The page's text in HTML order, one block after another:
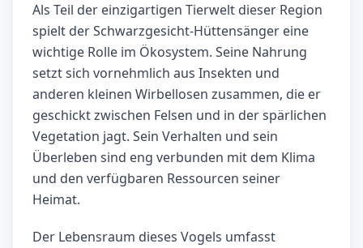
Als Teil der einzigartigen Tierwelt dieser Region
spielt der Schwarzgesicht-Hüttensänger eine
wichtige Rolle im Ökosystem. Seine Nahrung
setzt sich vornehmlich aus Insekten und
anderen kleinen Wirbellosen zusammen, die er
geschickt zwischen Felsen und in der spärlichen
Vegetation jagt. Sein Verhalten und sein
Überleben sind eng verbunden mit dem Klima
und den verfügbaren Ressourcen seiner
Heimat.
Der Lebensraum dieses Vogels umfasst